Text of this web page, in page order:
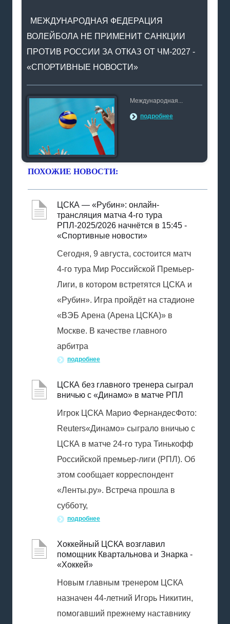
МЕЖДУНАРОДНАЯ ФЕДЕРАЦИЯ
ВОЛЕЙБОЛА НЕ ПРИМЕНИТ САНКЦИИ
ПРОТИВ РОССИИ ЗА ОТКАЗ ОТ ЧМ-2027 -
«СПОРТИВНЫЕ НОВОСТИ»
Международная...
подробнее
ПОХОЖИЕ НОВОСТИ:
ЦСКА — «Рубин»: онлайн-
трансляция матча 4-го тура
РПЛ-2025/2026 начнётся в 15:45 -
«Спортивные новости»
Сегодня, 9 августа, состоится матч
4-го тура Мир Российской Премьер-
Лиги, в котором встретятся ЦСКА и
«Рубин». Игра пройдёт на стадионе
«ВЭБ Арена (Арена ЦСКА)» в
Москве. В качестве главного
арбитра
подробнее
ЦСКА без главного тренера сыграл
вничью с «Динамо» в матче РПЛ
Игрок ЦСКА Марио ФернандесФото:
Reuters«Динамо» сыграло вничью с
ЦСКА в матче 24-го тура Тинькофф
Российской премьер-лиги (РПЛ). Об
этом сообщает корреспондент
«Ленты.ру». Встреча прошла в
субботу,
подробнее
Хоккейный ЦСКА возглавил
помощник Квартальнова и Знарка -
«Хоккей»
Новым главным тренером ЦСКА
назначен 44-летний Игорь Никитин,
помогавший прежнему наставнику